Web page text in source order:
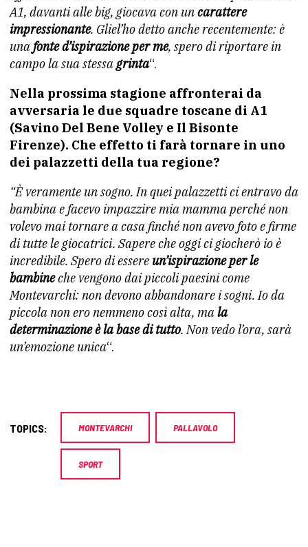
A1, davanti alle big, giocava con uncarattere
impressionante. Gliel’ho detto anche recentemente: è
una fonte d’ispirazione per me, spero di riportare in
campo la sua stessagrinta“.
Nella prossima stagione affronterai da
avversaria le due squadre toscane di A1
(Savino Del Bene Volley e Il Bisonte
Firenze). Che effetto ti farà tornare in uno
dei palazzetti della tua regione?
“È veramente un sogno. In quei palazzetti ci entravo da
bambina e facevo impazzire mia mamma perché non
volevo mai tornare a casa finché non avevo foto e firme
di tutte le giocatrici. Sapere che oggi ci giocherò io è
incredibile. Spero di essere un’ispirazione per le
bambineche vengono dai piccoli paesini come
Montevarchi: non devono abbandonare i sogni. Io da
piccola non ero nemmeno così alta, mala
determinazione è la base di tutto. Non vedo l’ora, sarà
un’emozione unica“.
TOPICS: MONTEVARCHI PALLAVOLO
SPORT